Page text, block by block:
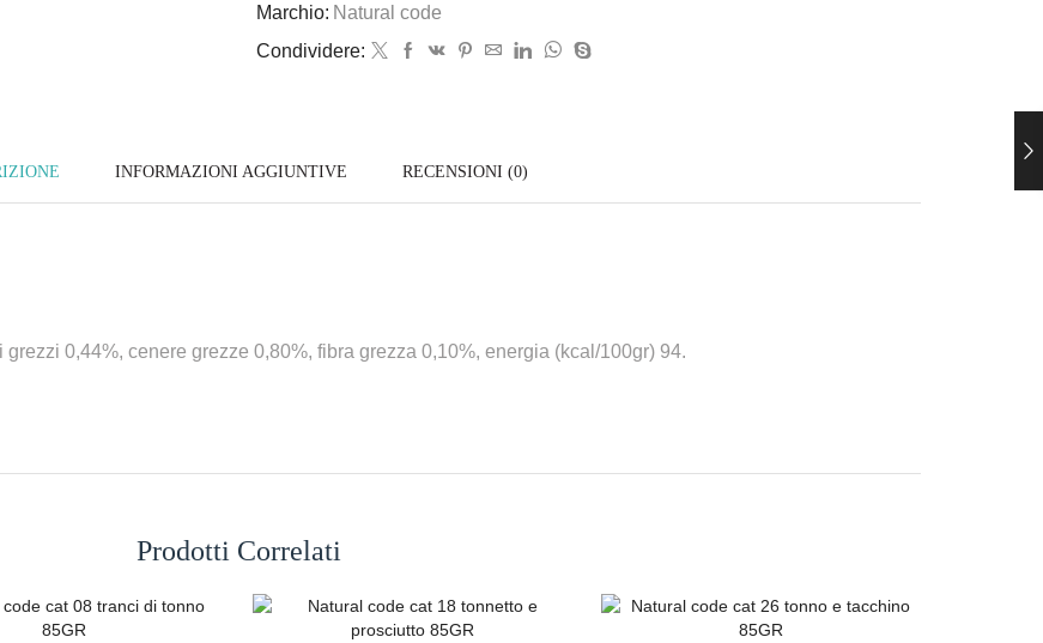
Marchio: Natural code
Condividere:
INFORMAZIONI AGGIUNTIVE RECENSIONI (0)
0,44%, cenere grezze 0,80%, fibra grezza 0,10%, energia (kcal/100gr) 94.
Prodotti Correlati